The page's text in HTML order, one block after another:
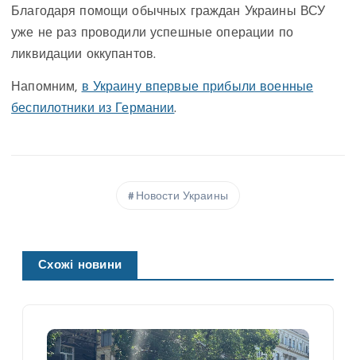
Благодаря помощи обычных граждан Украины ВСУ
уже не раз проводили успешные операции по
ликвидации оккупантов.
Напомним, в Украину впервые прибыли военные
беспилотники из Германии.
Новости Украины
Схожі новини